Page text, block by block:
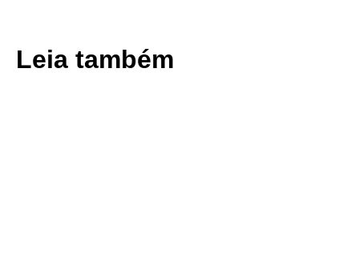
Leia também